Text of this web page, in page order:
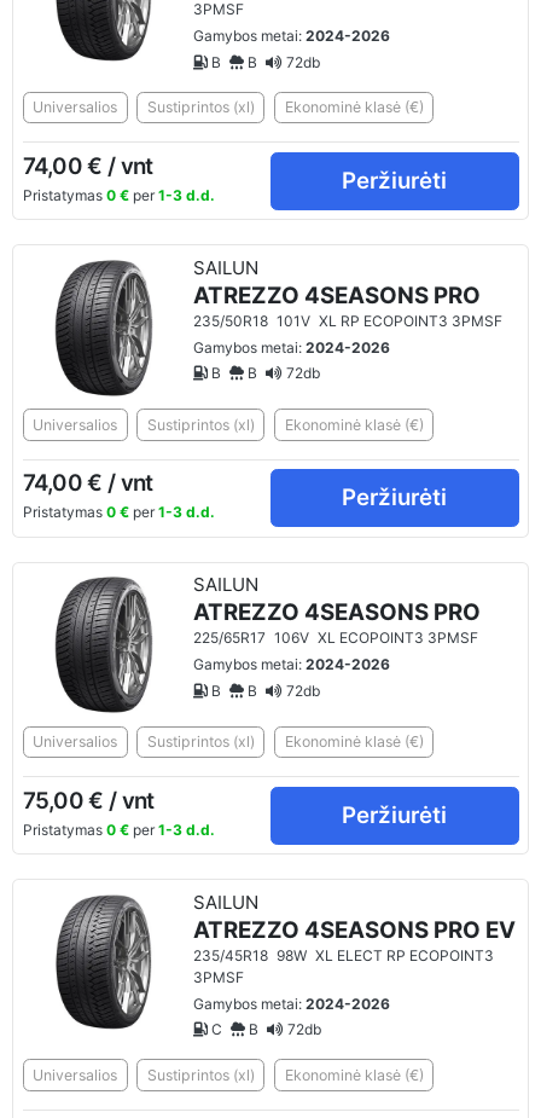
3PMSF
Gamybos metai:2024-2026
B
B 72db
Universalios Sustiprintos (xl) Ekonominė klasė (€)
74,00 € / vnt
Pristatymas 0 €per 1-3 d.d.
Peržiurėti
SAILUN
ATREZZO 4SEASONS PRO
235/50R18 101V XL RP ECOPOINT3 3PMSF
Gamybos metai:2024-2026
B
B 72db
Universalios Sustiprintos (xl) Ekonominė klasė (€)
74,00 € / vnt
Pristatymas 0 €per 1-3 d.d.
Peržiurėti
SAILUN
ATREZZO 4SEASONS PRO
225/65R17 106V XL ECOPOINT3 3PMSF
Gamybos metai:2024-2026
B
B 72db
Universalios Sustiprintos (xl) Ekonominė klasė (€)
75,00 € / vnt
Pristatymas 0 €per 1-3 d.d.
Peržiurėti
SAILUN
ATREZZO 4SEASONS PRO EV
235/45R18 98W XL ELECT RP ECOPOINT3
3PMSF
Gamybos metai:2024-2026
C
B 72db
Universalios Sustiprintos (xl) Ekonominė klasė (€)